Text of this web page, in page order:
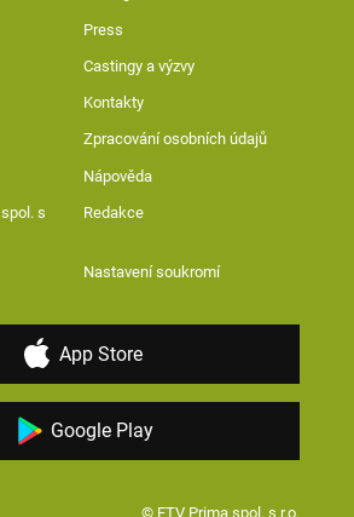
Press
Castingy a výzvy
Kontakty
Zpracování osobních údajů
Nápověda
s
Redakce
Nastavení soukromí
App Store
Google Play
© FTV Prima spol. s r.o.